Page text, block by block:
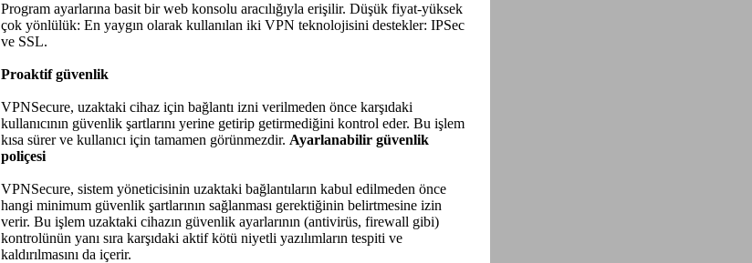
Program ayarlarına basit bir web konsolu aracılığıyla erişilir. Düşük fiyat-yüksek
çok yönlülük: En yaygın olarak kullanılan iki VPN teknolojisini destekler: IPSec
ve SSL.
Proaktif güvenlik
VPNSecure, uzaktaki cihaz için bağlantı izni verilmeden önce karşıdaki
kullanıcının güvenlik şartlarını yerine getirip getirmediğini kontrol eder. Bu işlem
kısa sürer ve kullanıcı için tamamen görünmezdir. Ayarlanabilir güvenlik
poliçesi
VPNSecure, sistem yöneticisinin uzaktaki bağlantıların kabul edilmeden önce
hangi minimum güvenlik şartlarının sağlanması gerektiğinin belirtmesine izin
verir. Bu işlem uzaktaki cihazın güvenlik ayarlarının (antivirüs, firewall gibi)
kontrolünün yanı sıra karşıdaki aktif kötü niyetli yazılımların tespiti ve
kaldırılmasını da içerir.